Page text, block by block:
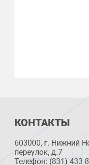
КОНТАКТЫ
603000, г. Нижний
переулок, д.7
Телефон: (831) 433